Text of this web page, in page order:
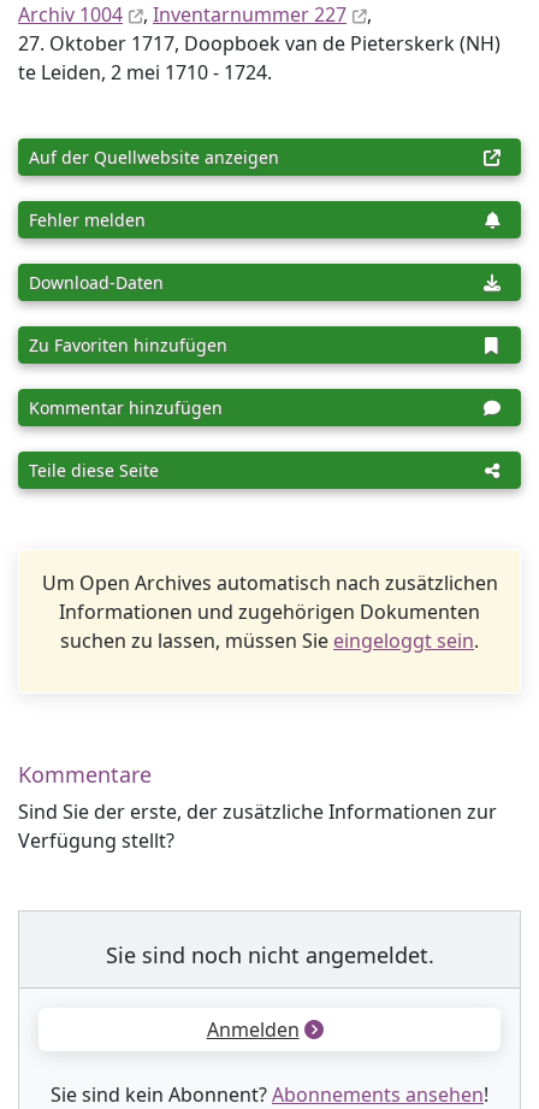
Archiv 1004
, Inventar­nummer 227
,
27. Oktober 1717, Doopboek van de Pieterskerk (NH)
te Leiden, 2 mei 1710 - 1724.
Auf der Quellwebsite anzeigen
Fehler melden
Download-Daten
Zu Favoriten hinzufügen
Kommentar hinzufügen
Teile diese Seite
Um Open Archives automatisch nach zusätzlichen
Informationen und zugehörigen Dokumenten
suchen zu lassen, müssen Sie eingeloggt sein.
Kommentare
Sind Sie der erste, der zusätzliche Informationen zur
Verfügung stellt?
Sie sind noch nicht angemeldet.
Anmelden
Sie sind kein Abonnent?Abonnements ansehen!